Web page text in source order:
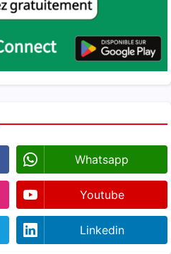
Whatsapp
Youtube
Linkedin